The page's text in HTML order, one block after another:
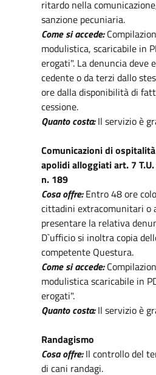
ritardo nella
sanzione pecuniaria.
Come si accede:
modulistica, scaricabile in
erogati". La denuncia deve
cedente o da terzi dallo
ore dalla disponibilità di
cessione.
Quanto costa:Il servizio è
Comunicazioni di
apolidi alloggiati art. 7
n. 189
Cosa offre:Entro 48 ore
cittadini extracomunitari o
presentare la relativa
D`ufficio si inoltra copia
competente Questura.
Come si accede:
modulistica scaricabile in
erogati".
Quanto costa:Il servizio è
Randagismo
Cosa offre:Il controllo del
di cani randagi.